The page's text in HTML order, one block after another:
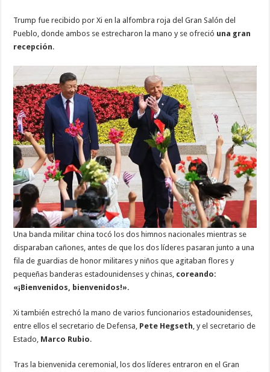
Trump fue recibido por Xi en la alfombra roja del Gran Salón del
Pueblo, donde ambos se estrecharon la mano y se ofreció una gran
recepción.
Una banda militar china tocó los dos himnos nacionales mientras se
disparaban cañones, antes de que los dos líderes pasaran junto a una
fila de guardias de honor militares y niños que agitaban flores y
pequeñas banderas estadounidenses y chinas, coreando:
«¡Bienvenidos, bienvenidos!».
Xi también estrechó la mano de varios funcionarios estadounidenses,
entre ellos el secretario de Defensa, Pete Hegseth , y el secretario de
Estado, Marco Rubio.
Tras la bienvenida ceremonial, los dos líderes entraron en el Gran